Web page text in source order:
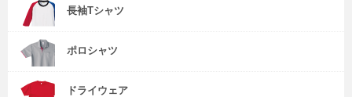
長袖Tシャツ
ポロシャツ
ドライウェア